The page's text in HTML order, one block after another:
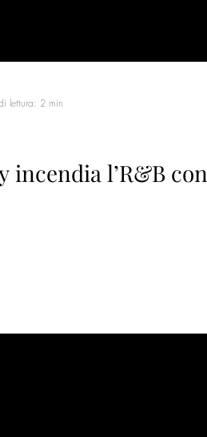
incendia l’R&B con
lettura: 2 min